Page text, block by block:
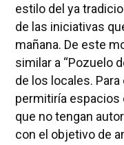
estilo del ya
de las iniciativas
mañana. De este
similar a “Pozuelo
de los locales.
permitiría espacios
que no tengan
con el objetivo de